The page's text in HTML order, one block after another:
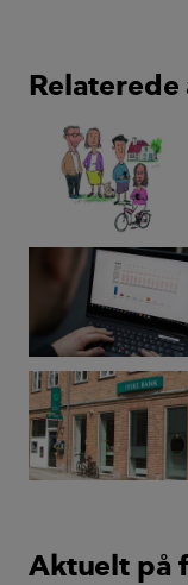
Aktuelt på